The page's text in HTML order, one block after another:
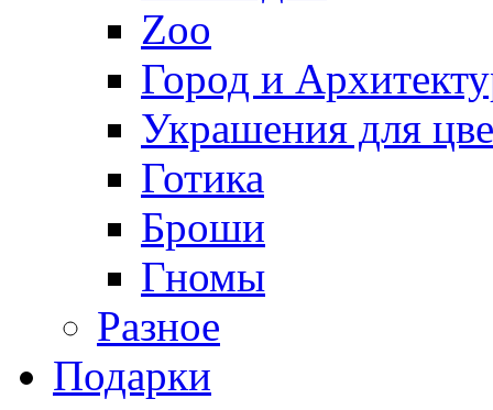
Zoo
Город и
Украшения для
Готика
Броши
Гномы
Разное
Подарки